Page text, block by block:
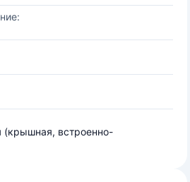
(крышная, встроенно-